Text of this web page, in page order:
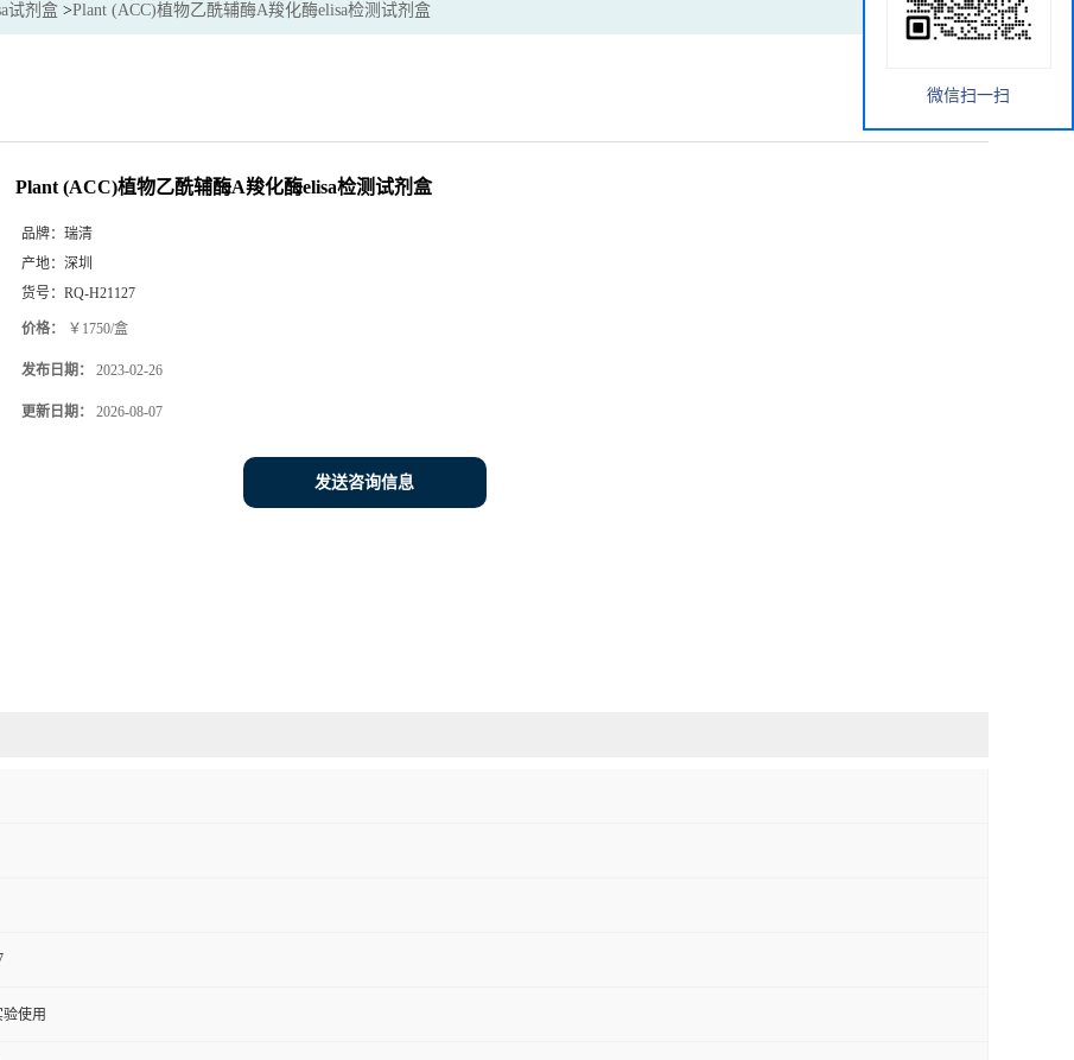
试剂盒 >Plant (ACC)植物乙酰辅酶A羧化酶elisa检测试剂盒
Plant (ACC)植物乙酰辅酶A羧化酶elisa检测试剂盒
品牌： 瑞清
产地： 深圳
货号： RQ-H21127
价格： ￥1750/盒
发布日期： 2023-02-26
更新日期： 2026-08-07
发送咨询信息
使用
微信扫一扫